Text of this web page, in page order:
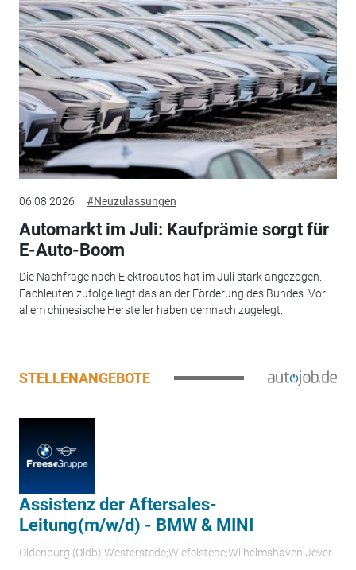
06.08.2026 #Neuzulassungen
Automarkt im Juli: Kaufprämie sorgt für
E-Auto-Boom
Die Nachfrage nach Elektroautos hat im Juli stark angezogen.
Fachleuten zufolge liegt das an der Förderung des Bundes. Vor
allem chinesische Hersteller haben demnach zugelegt.
STELLENANGEBOTE
Assistenz der Aftersales-
Leitung(m/w/d) - BMW & MINI
Oldenburg (Oldb);Westerstede;Wiefelstede;Wilhelmshaven;Jever